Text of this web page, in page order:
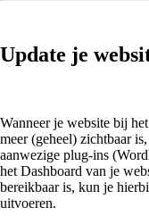
Update je
Wanneer je website bij
meer (geheel) zichtbaar
aanwezige plug-ins
het Dashboard van je
bereikbaar is, kun je
uitvoeren.